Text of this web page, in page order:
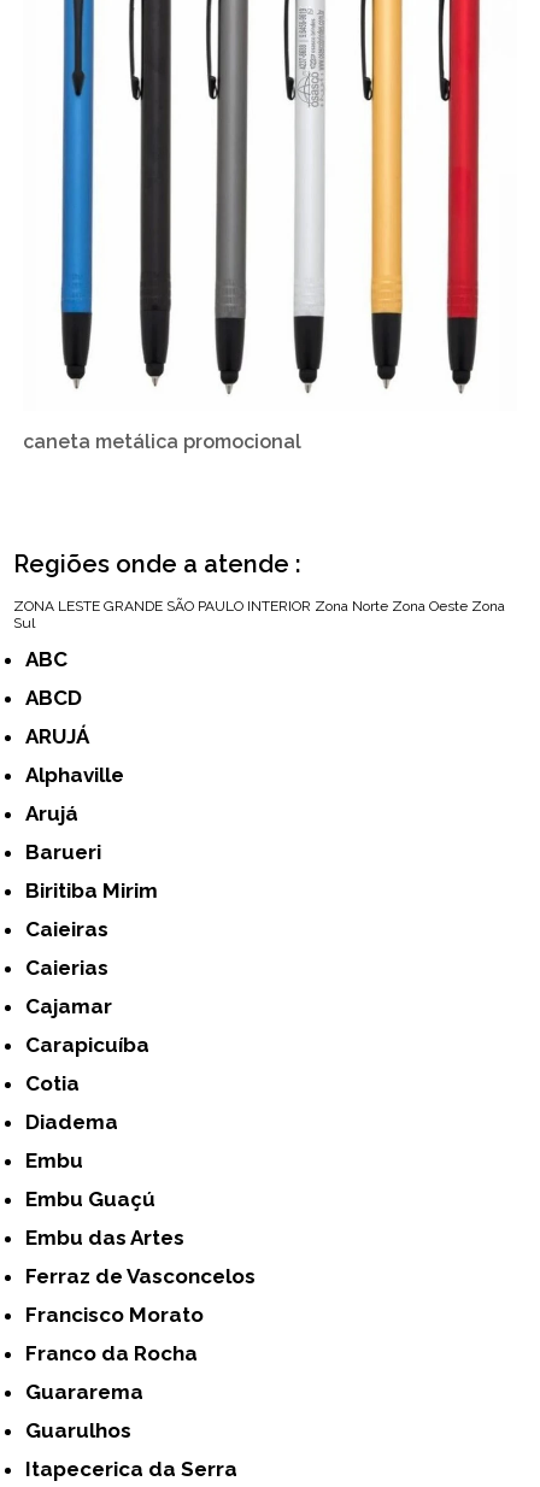
caneta metálica promocional
Regiões onde a atende :
ZONA LESTE GRANDE SÃO PAULO INTERIOR Zona Norte Zona Oeste Zona
Sul
ABC
ABCD
ARUJÁ
Alphaville
Arujá
Barueri
Biritiba Mirim
Caieiras
Caierias
Cajamar
Carapicuíba
Cotia
Diadema
Embu
Embu Guaçú
Embu das Artes
Ferraz de Vasconcelos
Francisco Morato
Franco da Rocha
Guararema
Guarulhos
Itapecerica da Serra